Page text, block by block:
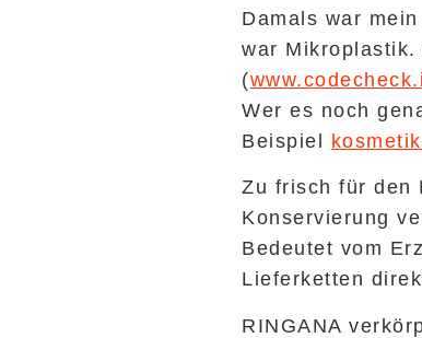
Damals war
war Mikroplastik.
(
Wer es noch
Beispiel
Zu frisch für den
Konservierung
Bedeutet vom
Lieferketten
RINGANA